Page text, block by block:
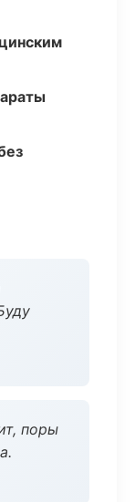
поры